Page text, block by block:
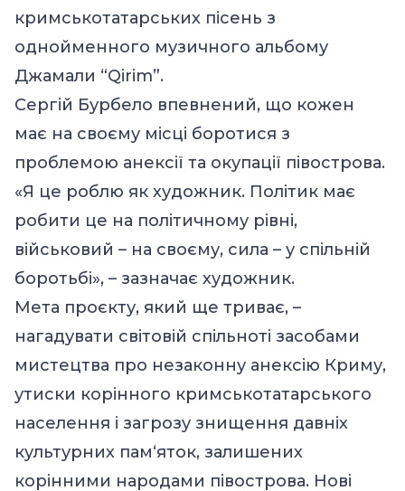
кримськотатарських пісень з
однойменного музичного альбому
Джамали “Qirim”.
Сергій Бурбело впевнений, що кожен
має на своєму місці боротися з
проблемою анексії та окупації півострова.
«Я це роблю як художник. Політик має
робити це на політичному рівні,
військовий – на своєму, сила – у спільній
боротьбі», – зазначає художник.
Мета проєкту, який ще триває, –
нагадувати світовій спільноті засобами
мистецтва про незаконну анексію Криму,
утиски корінного кримськотатарського
населення і загрозу знищення давніх
культурних пам‘яток, залишених
корінними народами півострова. Нові